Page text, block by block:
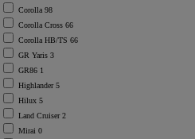
Corolla 98
Corolla Cross 66
Corolla HB/TS 66
GR Yaris 3
GR86 1
Highlander5
Hilux 5
Land Cruiser2
Mirai 0